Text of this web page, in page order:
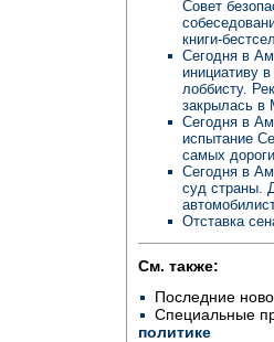
Совет
книги-
Сегодня в
инициативу
лоббисту.
закрылась в
Сегодня в
испытание
самых
Сегодня в
суд страны.
Отставка
См. также:
Последние
Специальные
политике